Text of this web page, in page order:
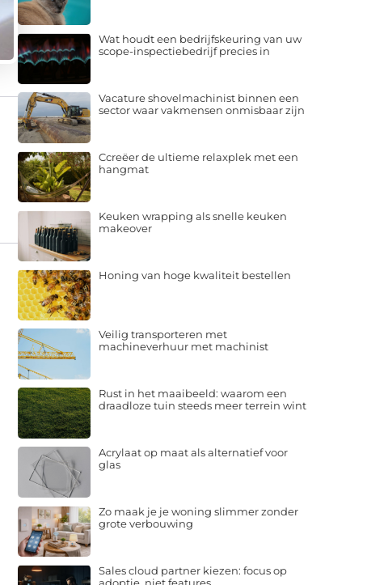
Wat houdt een bedrijfskeuring van uw
scope-inspectiebedrijf precies in
Vacature shovelmachinist binnen een
sector waar vakmensen onmisbaar zijn
Ccreëer de ultieme relaxplek met een
hangmat
Keuken wrapping als snelle keuken
makeover
Honing van hoge kwaliteit bestellen
Veilig transporteren met
machineverhuur met machinist
Rust in het maaibeeld: waarom een
draadloze tuin steeds meer terrein wint
Acrylaat op maat als alternatief voor
glas
Zo maak je je woning slimmer zonder
grote verbouwing
Sales cloud partner kiezen: focus op